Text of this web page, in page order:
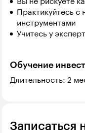
Практикуйтесь
инструментами
Учитесь у
Обучение
Длительность: 2
Записаться